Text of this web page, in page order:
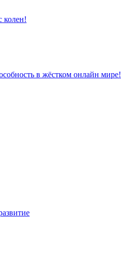
колен!
в жёстком онлайн мире!